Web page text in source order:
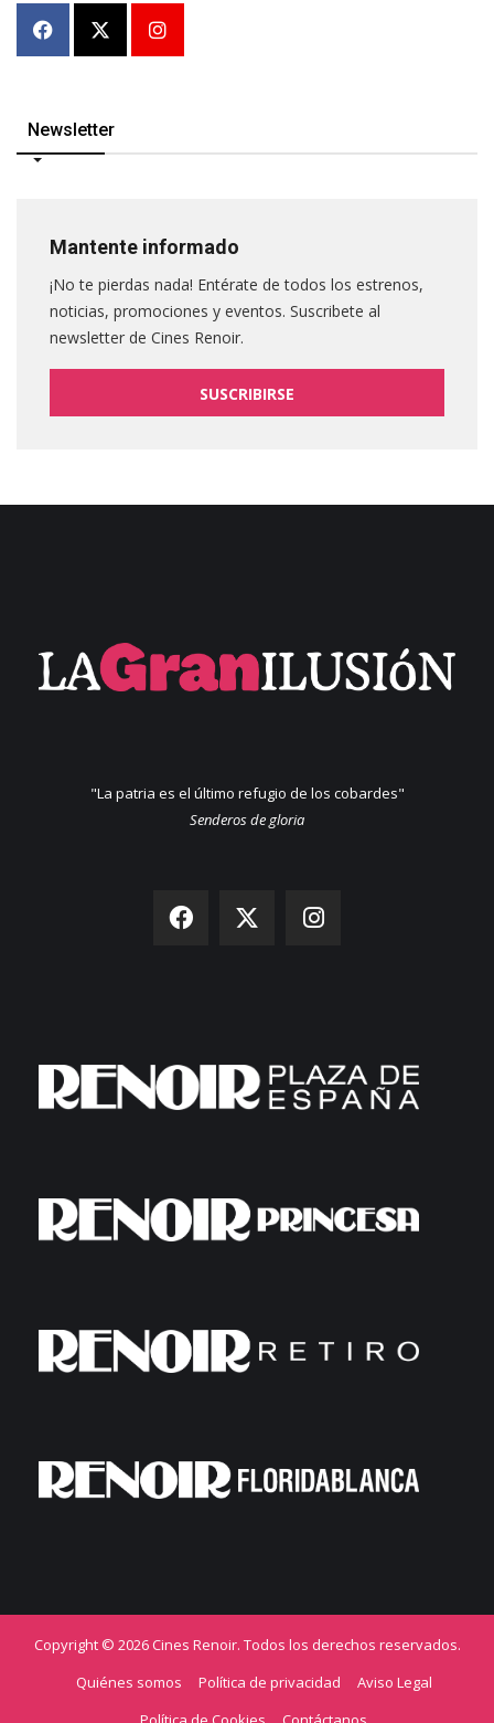
Newsletter
Mantente informado
¡No te pierdas nada! Entérate de todos los estrenos,
noticias, promociones y eventos. Suscribete al
newsletter de Cines Renoir.
SUSCRIBIRSE
"La patria es el último refugio de los cobardes"
Senderos de gloria
Copyright © 2026 Cines Renoir. Todos los derechos reservados.
Quiénes somos
Política de privacidad
Aviso Legal